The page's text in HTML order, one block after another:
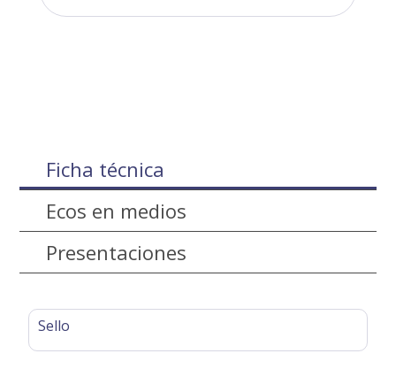
Ficha técnica
Ecos en medios
Presentaciones
Sello